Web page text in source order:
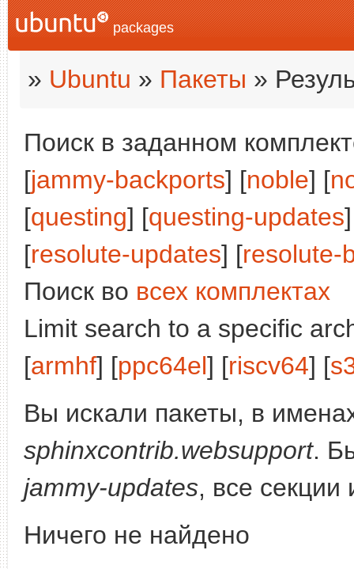
packages
» Ubuntu » Пакеты »
Поиск в заданном
[jammy-backports] [noble] [
[questing] [questing-updates
[resolute-updates] [resolute-
Поиск во всех комплектах
Limit search to a specific
[armhf] [ppc64el] [riscv64] [
Вы искали пакеты, в
sphinxcontrib.websupport.
jammy-updates, все секции
Ничего не найдено